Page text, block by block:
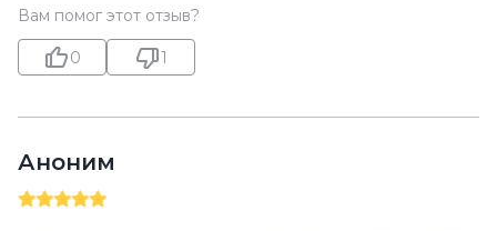
Вам помог этот отзыв?
0 1
Аноним